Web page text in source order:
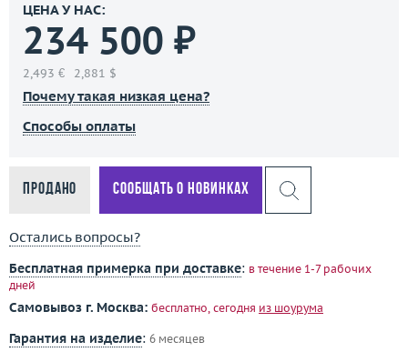
ЦЕНА У НАС:
234 500 ₽
2,493 € 2,881 $
Почему такая низкая цена?
Способы оплаты
Продано Сообщать о новинках
Остались вопросы?
Бесплатная примерка при доставке: в течение 1-7 рабочих
дней
Самовывоз г. Москва: бесплатно, сегодня из шоурума
Гарантия на изделие: 6 месяцев